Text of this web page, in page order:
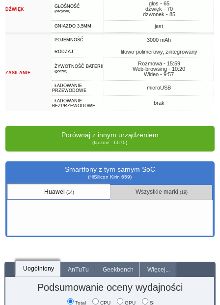
DŹWIĘK
GŁOŚNOŚĆ
(decybeli)
głos - 65
dźwięk - 70
dzwonek - 85
GNIAZDO 3,5MM jest
ZASILANIE
POJEMNOŚĆ 3000 mAh
RODZAJ litowo-polimerowy, zintegrowany
ŻYWOTNOŚĆ BATERII
(godzin)
Rozmowa - 15:59
Web-browsing - 10:20
Wideo - 9:57
ŁADOWANIE
PRZEWODOWE
microUSB
ŁADOWANIE
BEZPRZEWODOWE
brak
Porównaj z innym urządzeniem
(łącznie - 6070)
Smartfony z tym samym SoC
(HiSilicon Kirin 659)
Huawei (14) Wszystkie marki (19)
Uogólniony AnTuTu Geekbench Więcej...
Podsumowanie oceny wydajności
Total CPU GPU SI